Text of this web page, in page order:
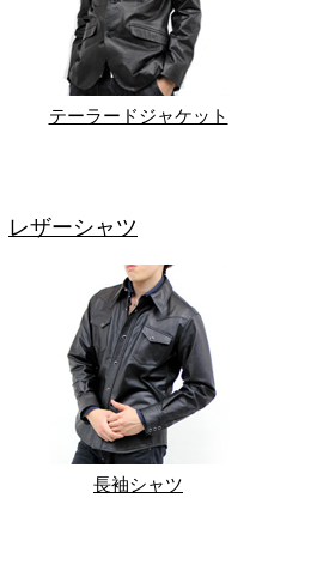
テーラードジャケット
レザーシャツ
長袖シャツ